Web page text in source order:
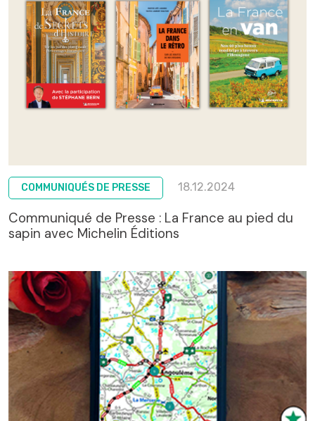
COMMUNIQUÉS DE PRESSE 18.12.2024
Communiqué de Presse : La France au pied du
sapin avec Michelin Éditions